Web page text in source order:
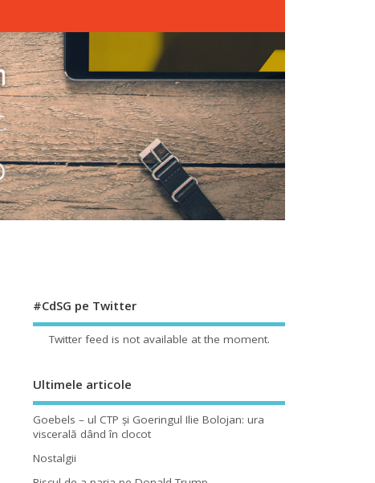
#CdSG pe Twitter
Twitter feed is not available at the moment.
Ultimele articole
Goebels – ul CTP şi Goeringul Ilie Bolojan: ura
viscerală dând în clocot
Nostalgii